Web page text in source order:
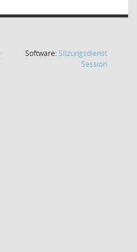
Software:Sitzungsdienst
Session(Wird in